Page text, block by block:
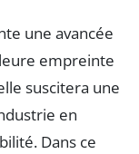
une avancée
empreinte
suscitera une
en
Dans ce